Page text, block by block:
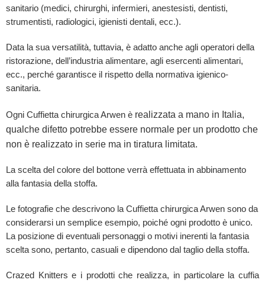
sanitario (medici, chirurghi, infermieri, anestesisti, dentisti,
strumentisti, radiologici, igienisti dentali, ecc.).
Data la sua versatilità, tuttavia, è adatto anche agli operatori della
ristorazione, dell’industria alimentare, agli esercenti alimentari,
ecc., perché garantisce il rispetto della normativa igienico-
sanitaria.
Ogni Cuffietta chirurgica Arwen è realizzata a mano in Italia,
qualche difetto potrebbe essere normale per un prodotto che
non è realizzato in serie ma in tiratura limitata.
La scelta del colore del bottone verrà effettuata in abbinamento
alla fantasia della stoffa.
Le fotografie che descrivono la Cuffietta chirurgica Arwen sono da
considerarsi un semplice esempio, poiché ogni prodotto è unico.
La posizione di eventuali personaggi o motivi inerenti la fantasia
scelta sono, pertanto, casuali e dipendono dal taglio della stoffa.
Crazed Knitters e i prodotti che realizza, in particolare la cuffia